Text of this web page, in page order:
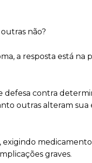
não?
a resposta está na
defesa contra
outras alteram
graves.